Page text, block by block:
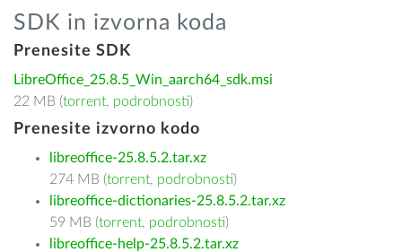
SDK in izvorna koda
Prenesite SDK
LibreOffice_25.8.5_Win_aarch64_sdk.msi
22 MB (torrent, podrobnosti)
Prenesite izvorno kodo
libreoffice-25.8.5.2.tar.xz
274 MB (torrent, podrobnosti)
libreoffice-dictionaries-25.8.5.2.tar.xz
59 MB (torrent, podrobnosti)
libreoffice-help-25.8.5.2.tar.xz